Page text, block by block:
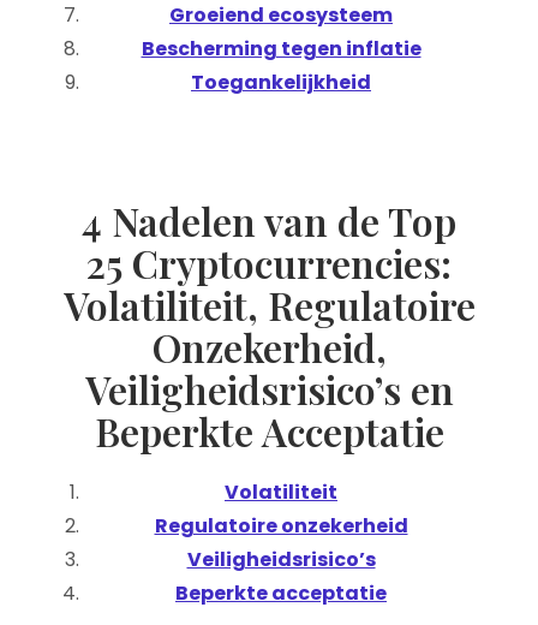
Groeiend ecosysteem
Bescherming tegen inflatie
Toegankelijkheid
4 Nadelen van de Top
25 Cryptocurrencies:
Volatiliteit, Regulatoire
Onzekerheid,
Veiligheidsrisico’s en
Beperkte Acceptatie
Volatiliteit
Regulatoire onzekerheid
Veiligheidsrisico’s
Beperkte acceptatie